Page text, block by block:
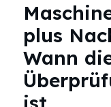
plus
Wann